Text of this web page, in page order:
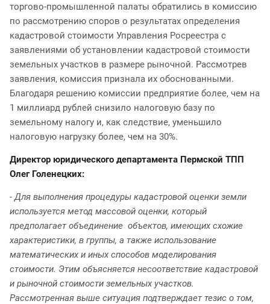
торгово-промышленной палаты обратились в комиссию
по рассмотрению споров о результатах определения
кадастровой стоимости Управления Росреестра с
заявлениями об установлении кадастровой стоимости
земельных участков в размере рыночной. Рассмотрев
заявления, комиссия признала их обоснованными.
Благодаря решению комиссии предприятие более, чем на
1 миллиард рублей снизило налоговую базу по
земельному налогу и, как следствие, уменьшило
налоговую нагрузку более, чем на 30%.
Директор юридического департамента Пермской ТПП
Олег Голенецких:
- Для выполнения процедуры кадастровой оценки земли
используется метод массовой оценки, который
предполагает объединение объектов, имеющих схожие
характеристики, в группы, а также использование
математических и иных способов моделирования
стоимости. Этим объясняется несоответствие кадастровой
и рыночной стоимости земельных участков.
Рассмотренная выше ситуация подтверждает тезис о том,